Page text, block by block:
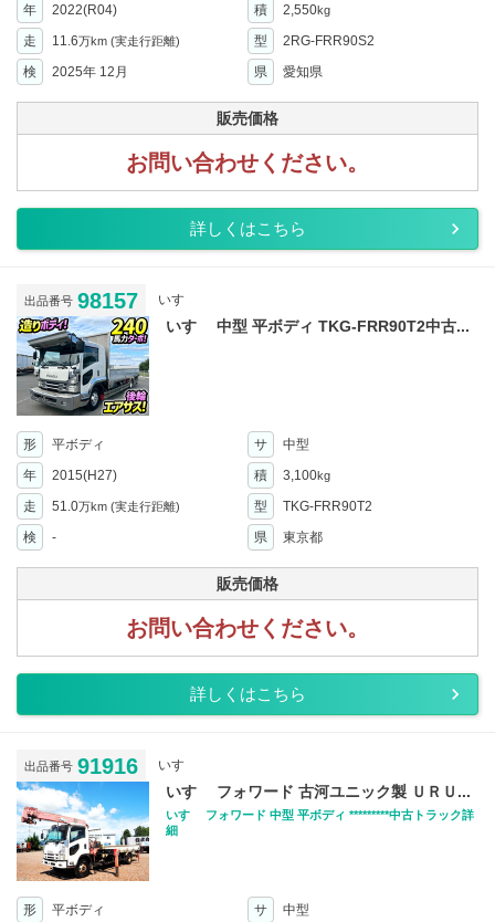
年
2022(R04) 積 2,550kg
走 11.6万km (実走行距離) 型
2RG-FRR90S2
検
2025年 12月 県 愛知県
販売価格
お問い合わせください。
詳しくはこちら
出品番号 98157 いすゞ
いすゞ 中型 平ボディ TKG-FRR90T2中古...
形 平ボディ サ
中型
年
2015(H27) 積 3,100kg
走 51.0万km (実走行距離) 型
TKG-FRR90T2
検
- 県 東京都
販売価格
お問い合わせください。
詳しくはこちら
出品番号 91916 いすゞ
いすゞ フォワード 古河ユニック製 ＵＲＵ...
いすゞ フォワード 中型 平ボディ *********中古トラック詳
細
形 平ボディ サ
中型